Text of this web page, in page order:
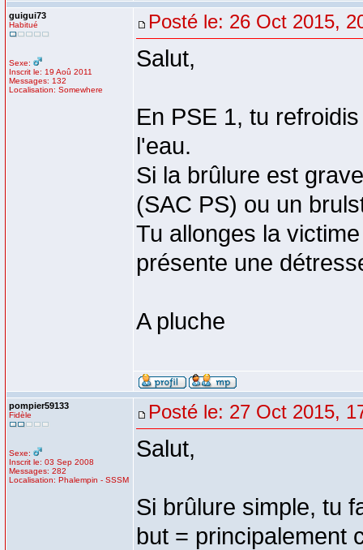
guigui73
Habitué
Sexe:
Inscrit le: 19 Aoû 2011
Messages: 132
Localisation: Somewhere
Posté le: 26 Oct 2015,
Salut,
En PSE 1, tu
l'eau.
Si la brûlure est
(SAC PS) ou un
Tu allonges la
présente une
A pluche
pompier59133
Fidèle
Sexe:
Inscrit le: 03 Sep 2008
Messages: 282
Localisation: Phalempin - SSSM
Posté le: 27 Oct 2015,
Salut,
Si brûlure simple, tu
but = principalement